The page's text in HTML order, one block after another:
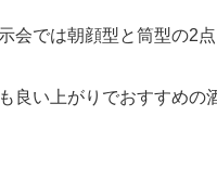
会では朝顔型と筒型の2
良い上がりでおすすめの